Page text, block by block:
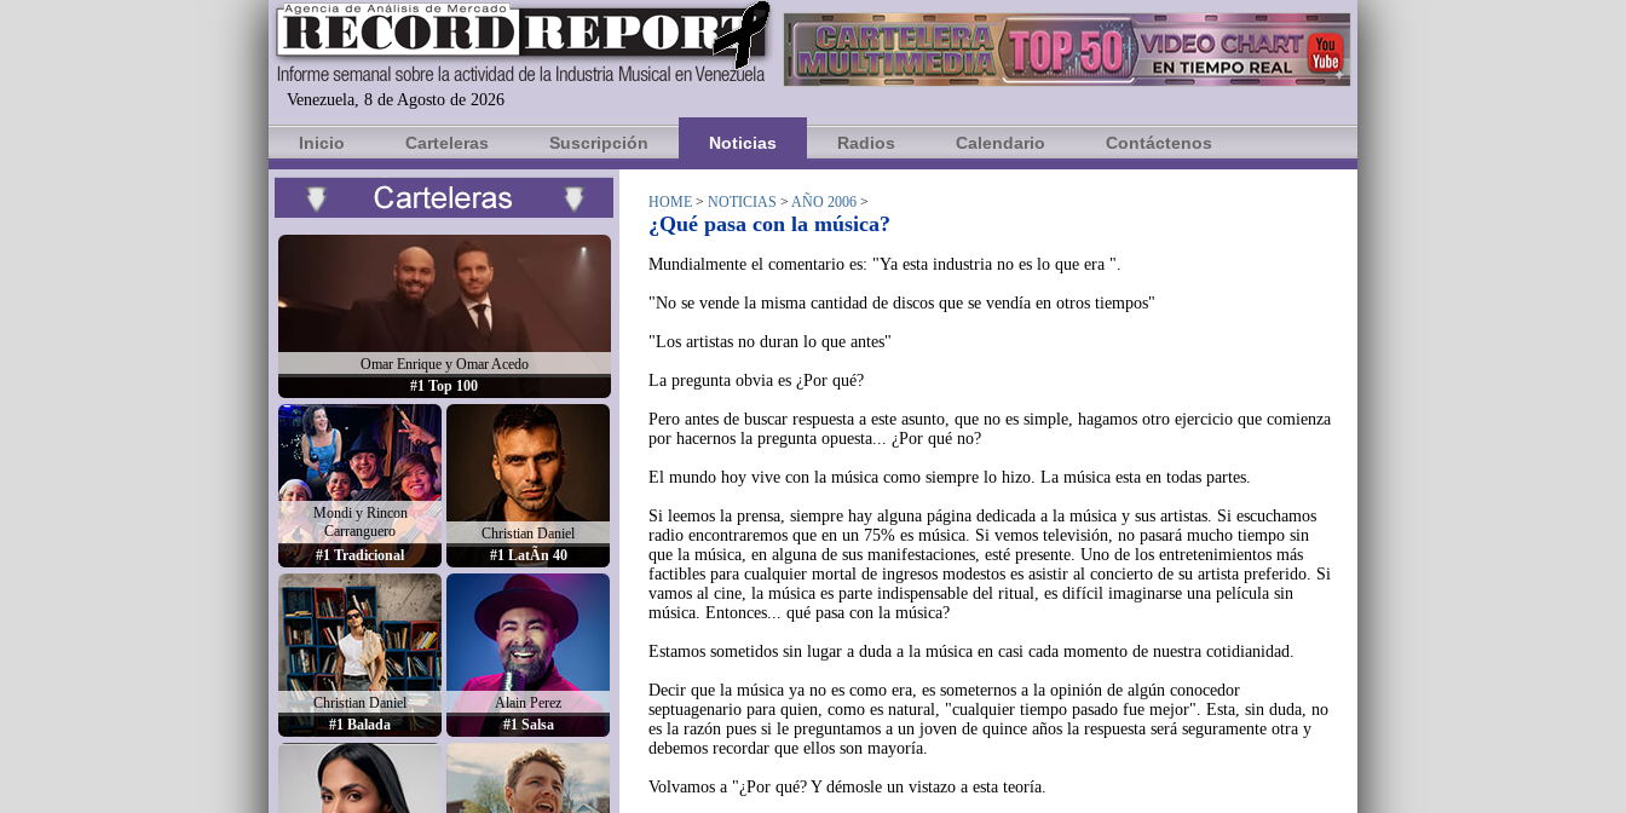
Venezuela, 8 de Agosto de 2026
Inicio Carteleras Suscripción Noticias Radios Calendario Contáctenos
Omar Enrique y Omar Acedo
#1 Top 100
Mondi y Rincon
Carranguero
#1 Tradicional
Christian Daniel
#1 LatÃ­n 40
Christian Daniel
#1 Balada
Alain Perez
#1 Salsa
HOME > NOTICIAS > AÑO 2006 >
¿Qué pasa con la música?
Mundialmente el comentario es: "Ya esta industria no es lo que era ".
"No se vende la misma cantidad de discos que se vendía en otros tiempos"
"Los artistas no duran lo que antes"
La pregunta obvia es ¿Por qué?
Pero antes de buscar respuesta a este asunto, que no es simple, hagamos otro ejercicio que comienza
por hacernos la pregunta opuesta... ¿Por qué no?
El mundo hoy vive con la música como siempre lo hizo. La música esta en todas partes.
Si leemos la prensa, siempre hay alguna página dedicada a la música y sus artistas. Si escuchamos
radio encontraremos que en un 75% es música. Si vemos televisión, no pasará mucho tiempo sin
que la música, en alguna de sus manifestaciones, esté presente. Uno de los entretenimientos más
factibles para cualquier mortal de ingresos modestos es asistir al concierto de su artista preferido. Si
vamos al cine, la música es parte indispensable del ritual, es difícil imaginarse una película sin
música. Entonces... qué pasa con la música?
Estamos sometidos sin lugar a duda a la música en casi cada momento de nuestra cotidianidad.
Decir que la música ya no es como era, es someternos a la opinión de algún conocedor
septuagenario para quien, como es natural, "cualquier tiempo pasado fue mejor". Esta, sin duda, no
es la razón pues si le preguntamos a un joven de quince años la respuesta será seguramente otra y
debemos recordar que ellos son mayoría.
Volvamos a "¿Por qué? Y démosle un vistazo a esta teoría.